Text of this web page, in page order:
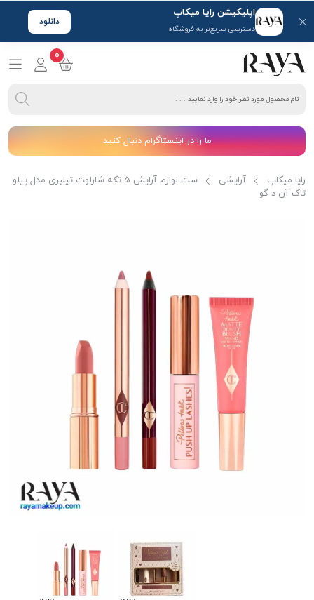
اپلیکیشن رایا میکاپ
دسترسی سریع‌تر به فروشگاه
دانلود
0
ما را در اینستاگرام دنبال کنید
رایا میکاپ آرایشی
ست لوازم آرایش 5 تکه شارلوت تیلبری مدل پیلو
تاک آن د گو